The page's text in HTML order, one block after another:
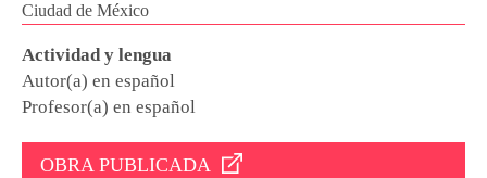
Ciudad de México
Actividad y lengua
Autor(a) en español
Profesor(a) en español
OBRA PUBLICADA